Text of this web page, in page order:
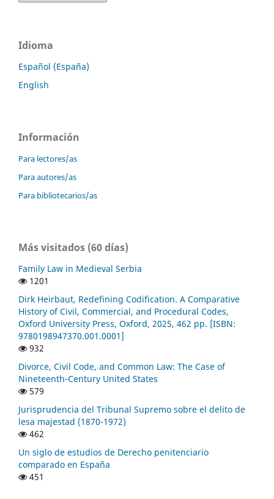
Idioma
Español (España)
English
Información
Para lectores/as
Para autores/as
Para bibliotecarios/as
Más visitados (60 días)
Family Law in Medieval Serbia
1201
Dirk Heirbaut, Redefining Codification. A Comparative
History of Civil, Commercial, and Procedural Codes,
Oxford University Press, Oxford, 2025, 462 pp. [ISBN:
9780198947370.001.0001]
932
Divorce, Civil Code, and Common Law: The Case of
Nineteenth-Century United States
579
Jurisprudencia del Tribunal Supremo sobre el delito de
lesa majestad (1870-1972)
462
Un siglo de estudios de Derecho penitenciario
comparado en España
451